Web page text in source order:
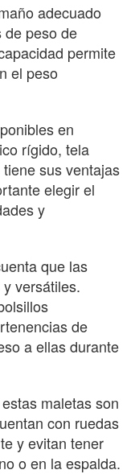
adecuado
de peso de
permite
el peso
en
rígido, tela
sus ventajas
elegir el
y
que las
versátiles.
de
a ellas durante
maletas son
con ruedas
y evitan tener
o en la espalda.